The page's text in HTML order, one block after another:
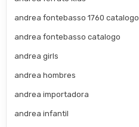
andrea fontebasso 1760 catalogo
andrea fontebasso catalogo
andrea girls
andrea hombres
andrea importadora
andrea infantil